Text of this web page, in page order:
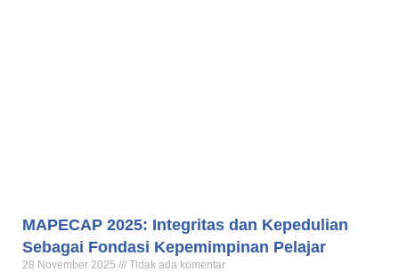
MAPECAP 2025: Integritas dan Kepedulian
Sebagai Fondasi Kepemimpinan Pelajar
28 November 2025 Tidak ada komentar